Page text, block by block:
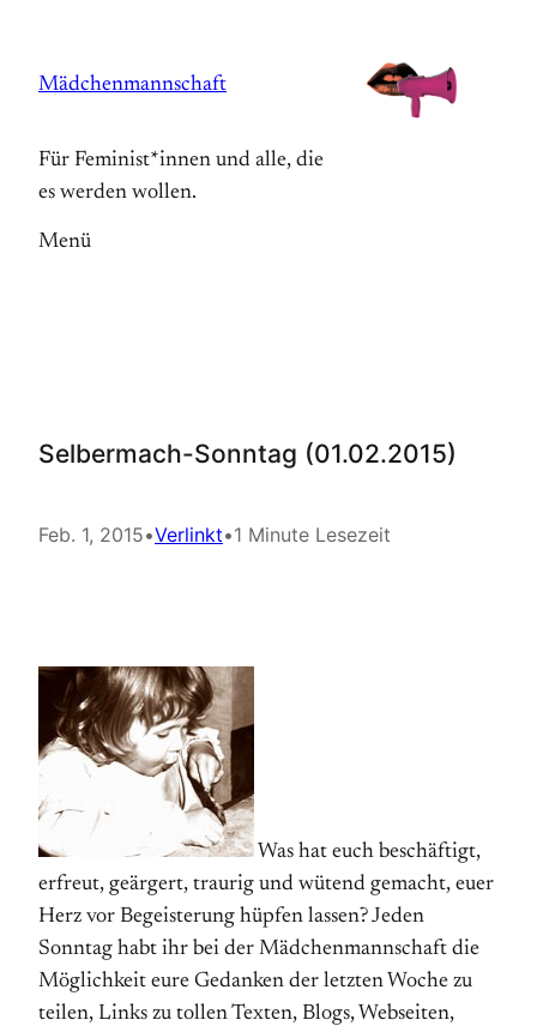
springen
Mädchenmannschaft
Für Feminist*innen und alle, die
es werden wollen.
Menü
Selbermach-Sonntag (01.02.2015)
Feb. 1, 2015•Verlinkt•1 Minute Lesezeit
Was hat euch beschäftigt,
erfreut, geärgert, traurig und wütend gemacht, euer
Herz vor Begeisterung hüpfen lassen? Jeden
Sonntag habt ihr bei der Mädchenmannschaft die
Möglichkeit eure Gedanken der letzten Woche zu
teilen, Links zu tollen Texten, Blogs, Webseiten,